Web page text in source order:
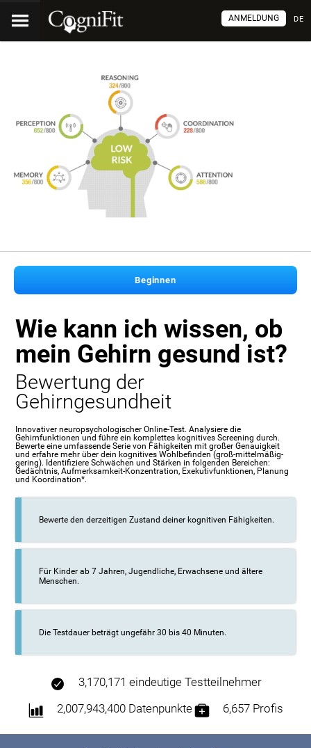
DE
ANMELDUNG
Beginnen
Wie kann ich wissen, ob
mein Gehirn gesund ist?
Bewertung der
Gehirngesundheit
Innovativer neuropsychologischer Online-Test. Analysiere die
Gehirnfunktionen und führe ein komplettes kognitives Screening durch.
Bewerte eine umfassende Serie von Fähigkeiten mit großer Genauigkeit
und erfahre mehr über dein kognitives Wohlbefinden (groß-mittelmäßig-
gering). Identifiziere Schwächen und Stärken in folgenden Bereichen:
Gedächtnis, Aufmerksamkeit-Konzentration, Exekutivfunktionen, Planung
und Koordination*.
Bewerte den derzeitigen Zustand deiner kognitiven Fähigkeiten.
Für Kinder ab 7 Jahren, Jugendliche, Erwachsene und ältere
Menschen.
Die Testdauer beträgt ungefähr 30 bis 40 Minuten.
3,170,171 eindeutige Testteilnehmer
2,007,943,400 Datenpunkte
6,657 Profis